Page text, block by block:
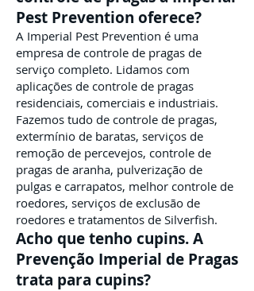
Pest Prevention oferece?
A Imperial Pest Prevention é uma
empresa de controle de pragas de
serviço completo. Lidamos com
aplicações de controle de pragas
residenciais, comerciais e industriais.
Fazemos tudo de controle de pragas,
extermínio de baratas, serviços de
remoção de percevejos, controle de
pragas de aranha, pulverização de
pulgas e carrapatos, melhor controle de
roedores, serviços de exclusão de
roedores e tratamentos de Silverfish.
Acho que tenho cupins. A
Prevenção Imperial de Pragas
trata para cupins?